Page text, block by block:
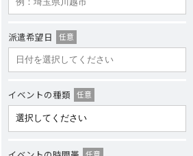
派遣希望日 任意
イベントの種類 任意